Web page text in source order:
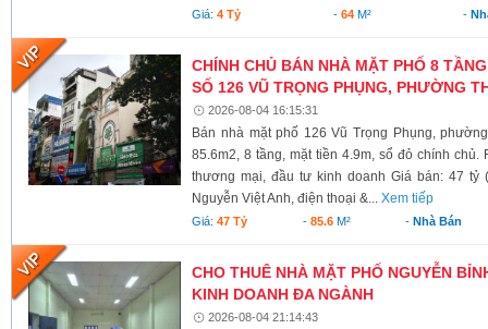
Giá:4 Tỷ - 64M² -
CHÍNH CHỦ BÁN NHÀ MẶT PHỐ 8
SỐ 126 VŨ TRỌNG PHỤNG, PHƯỜNG
2026-08-04 16:15:31
Bán nhà mặt phố 126 Vũ Trọng Phụng,
85.6m2, 8 tầng, mặt tiền 4.9m, sổ đỏ chính
thương mại, đầu tư kinh doanh Giá bán: 47
Nguyễn Việt Anh, điện thoại &...Xem tiếp
Giá:47 Tỷ - 85.6M² - Nhà Bán
CHO THUÊ NHÀ MẶT PHỐ NGUYỄN
KINH DOANH ĐA NGÀNH
2026-08-04 21:14:43